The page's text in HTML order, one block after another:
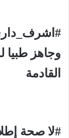
#اشرف_داري
وجاهز طبيا
القادمة
#لا صحة